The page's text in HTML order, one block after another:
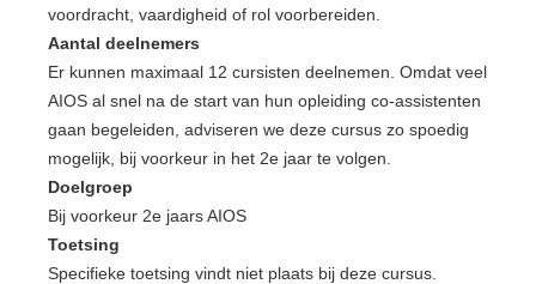
voordracht, vaardigheid of rol voorbereiden.
Aantal deelnemers
Er kunnen maximaal 12 cursisten deelnemen. Omdat veel
AIOS al snel na de start van hun opleiding co-assistenten
gaan begeleiden, adviseren we deze cursus zo spoedig
mogelijk, bij voorkeur in het 2e jaar te volgen.
Doelgroep
Bij voorkeur 2e jaars AIOS
Toetsing
Specifieke toetsing vindt niet plaats bij deze cursus.